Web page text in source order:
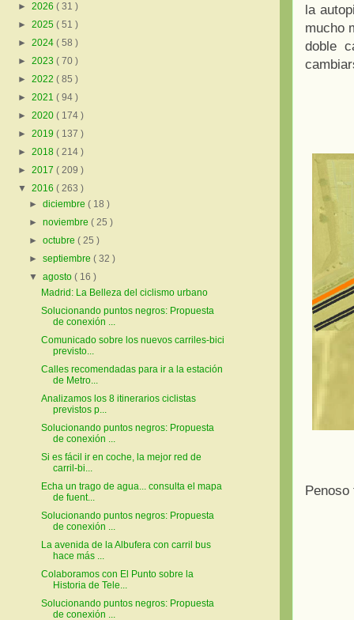
la
mucho
doble
Penoso
► 2026 ( 31 )
► 2025 ( 51 )
► 2024 ( 58 )
► 2023 ( 70 )
► 2022 ( 85 )
► 2021 ( 94 )
► 2020 ( 174 )
► 2019 ( 137 )
► 2018 ( 214 )
► 2017 ( 209 )
▼ 2016 ( 263 )
►diciembre( 18 )
►noviembre( 25 )
►octubre( 25 )
►septiembre( 32 )
▼agosto( 16 )
Madrid: La Belleza del ciclismo urbano
Solucionando puntos negros: Propuesta
de conexión ...
Comunicado sobre los nuevos carriles-bici
previsto...
Calles recomendadas para ir a la estación
de Metro...
Analizamos los 8 itinerarios ciclistas
previstos p...
Solucionando puntos negros: Propuesta
de conexión ...
Si es fácil ir en coche, la mejor red de
carril-bi...
Echa un trago de agua... consulta el mapa
de fuent...
Solucionando puntos negros: Propuesta
de conexión ...
La avenida de la Albufera con carril bus
hace más ...
Colaboramos con El Punto sobre la
Historia de Tele...
Solucionando puntos negros: Propuesta
de conexión ...